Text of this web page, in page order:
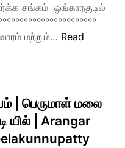
சங்கம் ஓங்காரகுடில்
மற்றும்… Read
| பெருமாள் மலை
யில் | Arangar